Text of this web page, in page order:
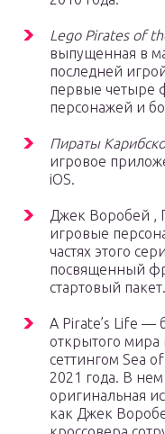
Lego Pirates of
выпущенная в
последней
первые четыре
персонажей и
Пираты
игровое
iOS.
Джек Воробей ,
игровые
частях этого
посвященный
стартовый пакет.
A Pirate’s Life —
открытого мира
сеттингом Sea
2021 года. В
оригинальная
как Джек